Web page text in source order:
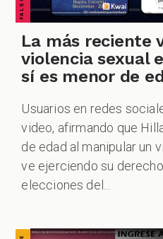
La más reciente
violencia sexual
sí es menor de
Usuarios en redes
video, afirmando que
de edad al manipular un
ve ejerciendo su
elecciones del...